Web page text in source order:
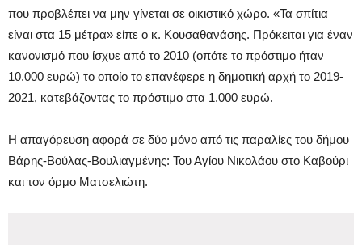
που προβλέπει να μην γίνεται σε οικιστικό χώρο. «Τα σπίτια
είναι στα 15 μέτρα» είπε ο κ. Κουσαθανάσης. Πρόκειται για έναν
κανονισμό που ίσχυε από το 2010 (οπότε το πρόστιμο ήταν
10.000 ευρώ) το οποίο το επανέφερε η δημοτική αρχή το 2019-
2021, κατεβάζοντας το πρόστιμο στα 1.000 ευρώ.
Η απαγόρευση αφορά σε δύο μόνο από τις παραλίες του δήμου
Βάρης-Βούλας-Βουλιαγμένης: Του Αγίου Νικολάου στο Καβούρι
και τον όρμο Ματσελιώτη.